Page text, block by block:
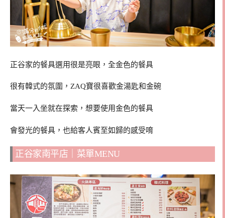
正谷家的餐具選用很是亮眼，全金色的餐具
很有韓式的氛圍，ZAQ寶很喜歡金湯匙和金碗
當天一入坐就在探索，想要使用金色的餐具
會發光的餐具，也給客人賓至如歸的感受唷
正谷家南平店｜菜單MENU